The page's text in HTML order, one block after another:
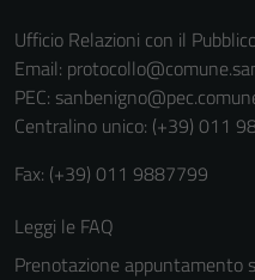
Ufficio Relazioni con il
Email:
PEC:
Centralino unico: (+39) 011
Fax: (+39) 011 9887799
Leggi le FAQ
Prenotazione appuntamento